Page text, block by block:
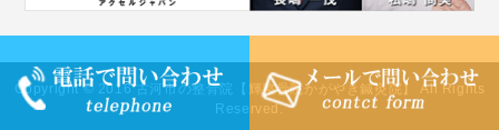
Copyright © 2016 古河市の整骨院【輝整骨院かがやき鍼灸院】 All Rights
Reserved.